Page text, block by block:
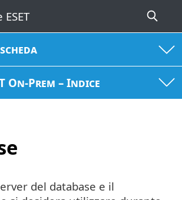
On-Prem – Indice
del database e il